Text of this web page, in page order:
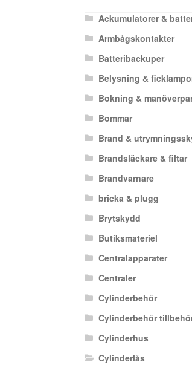
Ackumulatorer &
Armbågskontakter
Batteribackuper
Belysning &
Bokning &
Bommar
Brand &
Brandsläckare & filtar
Brandvarnare
bricka & plugg
Brytskydd
Butiksmateriel
Centralapparater
Centraler
Cylinderbehör
Cylinderbehör
Cylinderhus
Cylinderlås